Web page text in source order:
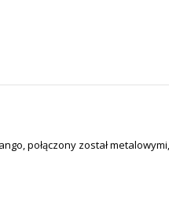
połączony został